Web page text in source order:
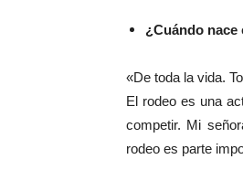
¿Cuándo
«De toda la vida.
El rodeo es una
competir. Mi
rodeo es parte